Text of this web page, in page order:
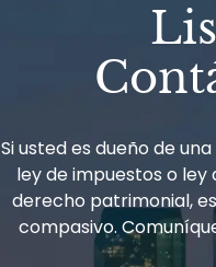
Si usted es dueño de
ley de impuestos o ley
derecho patrimonial,
compasivo.